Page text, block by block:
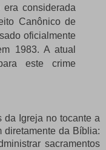
considerada
Canônico de
oficialmente
1983. A atual
este crime
da Igreja no tocante a
diretamente da Bíblia:
sacramentos